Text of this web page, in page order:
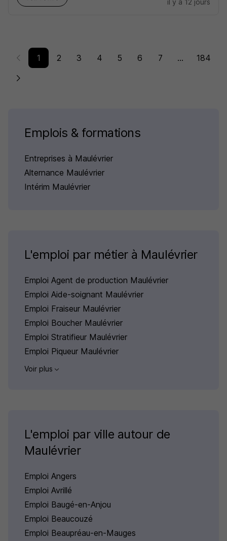
il y a 12 jours
1 2 3 4 5 6 7 ... 184
Emplois & formations
Entreprises à Maulévrier
Alternance Maulévrier
Intérim Maulévrier
L'emploi par métier à Maulévrier
Emploi Agent de production Maulévrier
Emploi Aide-soignant Maulévrier
Emploi Fraiseur Maulévrier
Emploi Boucher Maulévrier
Emploi Stratifieur Maulévrier
Emploi Piqueur Maulévrier
Voir plus
L'emploi par ville autour de
Maulévrier
Emploi Angers
Emploi Avrillé
Emploi Baugé-en-Anjou
Emploi Beaucouzé
Emploi Beaupréau-en-Mauges